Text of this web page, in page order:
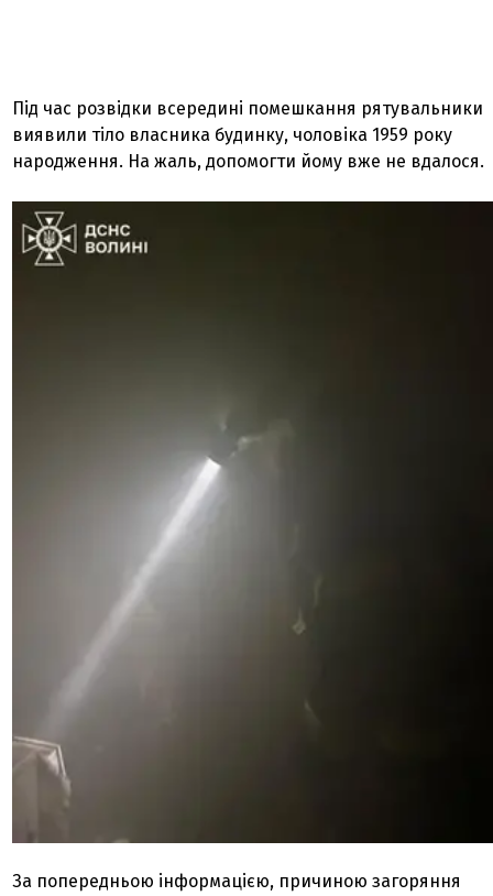
Під час розвідки всередині помешкання рятувальники
виявили тіло власника будинку, чоловіка 1959 року
народження. На жаль, допомогти йому вже не вдалося.
За попередньою інформацією, причиною загоряння